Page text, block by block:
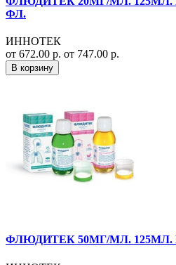
ФЛ.
ИННОТЕК
от 672.00 р. от 747.00 р.
В корзину
ФЛЮДИТЕК 50МГ/МЛ.